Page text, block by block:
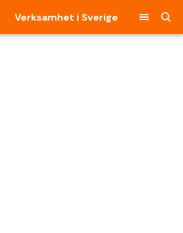
Verksamhet i Sverige